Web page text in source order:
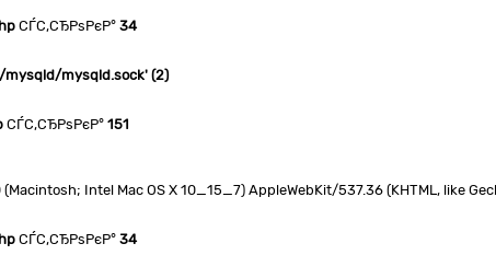
СЃС‚СЂРѕРєР°34
mysqld/mysqld.sock' (2)
СЃС‚СЂРѕРєР°151
Intel Mac OS X 10_15_7) AppleWebKit/537.36 (KHTML, like
СЃС‚СЂРѕРєР°34